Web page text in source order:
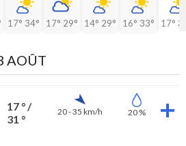
17° 34° 17° 29° 14° 29° 16° 33° 17°
AOÛT
17 ° /
31 °
20 - 35 km/h 20 %